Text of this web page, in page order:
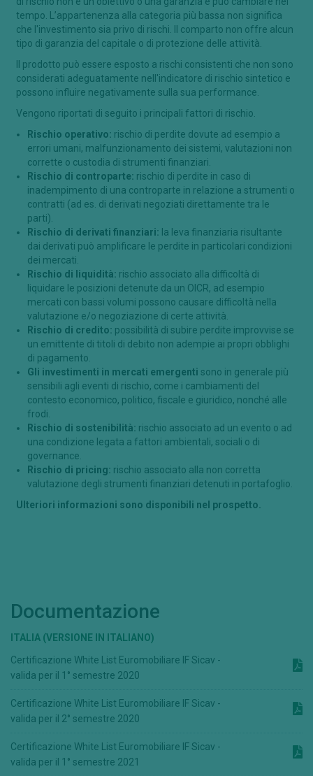
tempo. L’appartenenza alla categoria più bassa non significa
che l'investimento sia privo di rischi. Il comparto non offre alcun
tipo di garanzia del capitale o di protezione delle attività.
Il prodotto può essere esposto a rischi consistenti che non sono
considerati adeguatamente nell'indicatore di rischio sintetico e
possono influire negativamente sulla sua performance.
Vengono riportati di seguito i principali fattori di rischio.
Rischio operativo: rischio di perdite dovute ad esempio a
errori umani, malfunzionamento dei sistemi, valutazioni non
corrette o custodia di strumenti finanziari.
Rischio di controparte: rischio di perdite in caso di
inadempimento di una controparte in relazione a strumenti o
contratti (ad es. di derivati negoziati direttamente tra le
parti).
Rischio di derivati finanziari: la leva finanziaria risultante
dai derivati può amplificare le perdite in particolari condizioni
dei mercati.
Rischio di liquidità: rischio associato alla difficoltà di
liquidare le posizioni detenute da un OICR, ad esempio
mercati con bassi volumi possono causare difficoltà nella
valutazione e/o negoziazione di certe attività.
Rischio di credito: possibilità di subire perdite improvvise se
un emittente di titoli di debito non adempie ai propri obblighi
di pagamento.
Gli investimenti in mercati emergenti sono in generale più
sensibili agli eventi di rischio, come i cambiamenti del
contesto economico, politico, fiscale e giuridico, nonché alle
frodi.
Rischio di sostenibilità: rischio associato ad un evento o ad
una condizione legata a fattori ambientali, sociali o di
governance.
Rischio di pricing: rischio associato alla non corretta
valutazione degli strumenti finanziari detenuti in portafoglio.
Ulteriori informazioni sono disponibili nel prospetto.
Documentazione
ITALIA (VERSIONE IN ITALIANO)
Certificazione White List Euromobiliare IF Sicav -
valida per il 1° semestre 2020
Certificazione White List Euromobiliare IF Sicav -
valida per il 2° semestre 2020
Certificazione White List Euromobiliare IF Sicav -
valida per il 1° semestre 2021